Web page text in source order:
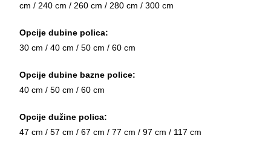
cm / 240 cm / 260 cm / 280 cm / 300 cm
Opcije dubine polica:
30 cm / 40 cm / 50 cm / 60 cm
Opcije dubine bazne police:
40 cm / 50 cm / 60 cm
Opcije dužine polica:
47 cm / 57 cm / 67 cm / 77 cm / 97 cm / 117 cm